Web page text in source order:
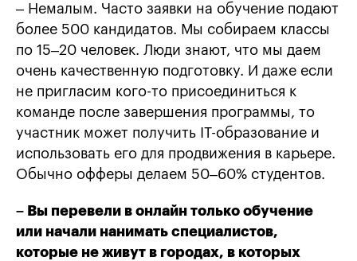
– Немалым. Часто заявки на обучение подают
более 500 кандидатов. Мы собираем классы
по 15–20 человек. Люди знают, что мы даем
очень качественную подготовку. И даже если
не пригласим кого-то присоединиться к
команде после завершения программы, то
участник может получить IT-образование и
использовать его для продвижения в карьере.
Обычно офферы делаем 50–60% студентов.
– Вы перевели в онлайн только обучение
или начали нанимать специалистов,
которые не живут в городах, в которых